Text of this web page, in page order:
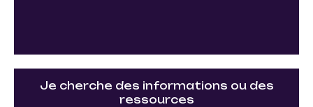
Je cherche des informations ou des
ressources